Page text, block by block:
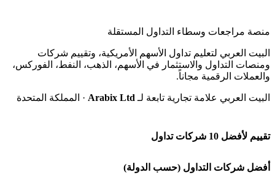
منصة مراجعات وسطاء التداول المستقلة
البيت العربي لتعليم تداول الأسهم الأمريكية، وتقييم شركات
ومنصات التداول والاستثمار في الأسهم، الذهب، النفط، الفوركس،
والعملات الرقمية مجاناً.
البيت العربي علامة تجارية تابعة لـ Arabix Ltd · المملكة المتحدة
تقييم لأفضل 10 شركات تداول
شركة Capital.com
أفضل شركات التداول (حسب الدولة)